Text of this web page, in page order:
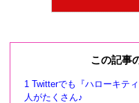
この記事
1 Twitterでも『ハローキテ
人がたくさん♪